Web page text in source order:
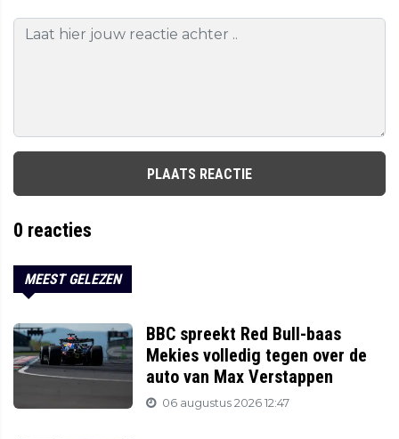
PLAATS REACTIE
0 reacties
MEEST GELEZEN
BBC spreekt Red Bull-baas
Mekies volledig tegen over de
auto van Max Verstappen
06 augustus 2026 12:47